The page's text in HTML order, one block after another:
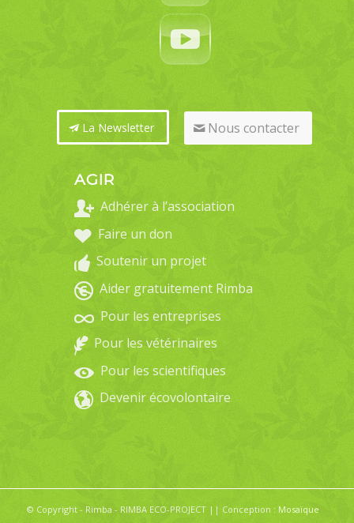
La Newsletter Nous contacter
AGIR
Adhérer à l’association
Faire un don
Soutenir un projet
Aider gratuitement Rimba
Pour les entreprises
Pour les vétérinaires
Pour les scientifiques
Devenir écovolontaire
© Copyright - Rimba - RIMBA ECO-PROJECT || Conception : Mosaïque